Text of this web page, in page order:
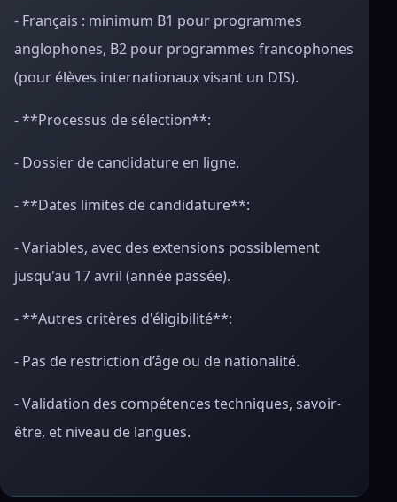
- Français : minimum B1 pour programmes
anglophones, B2 pour programmes francophones
(pour élèves internationaux visant un DIS).
- **Processus de sélection**:
- Dossier de candidature en ligne.
- **Dates limites de candidature**:
- Variables, avec des extensions possiblement
jusqu'au 17 avril (année passée).
- **Autres critères d'éligibilité**:
- Pas de restriction d’âge ou de nationalité.
- Validation des compétences techniques, savoir-
être, et niveau de langues.